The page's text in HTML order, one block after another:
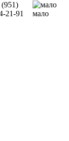
21-91
мало